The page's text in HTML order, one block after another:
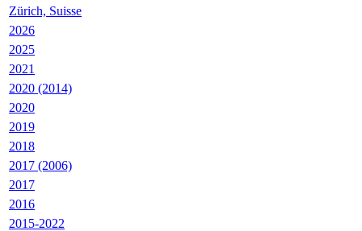
Zürich, Suisse
2026
2025
2021
2020 (2014)
2020
2019
2018
2017 (2006)
2017
2016
2015-2022